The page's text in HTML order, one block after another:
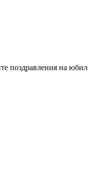
поздравления на